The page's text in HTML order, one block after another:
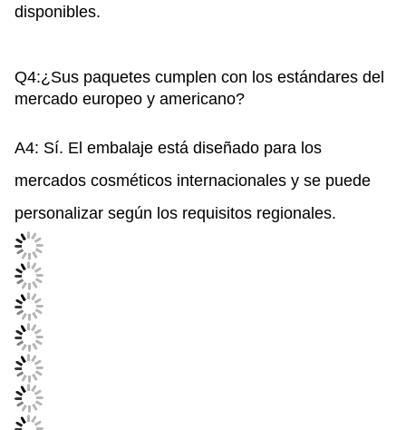
disponibles.
Q4:¿Sus paquetes cumplen con los estándares del
mercado europeo y americano?
A4: Sí. El embalaje está diseñado para los
mercados cosméticos internacionales y se puede
personalizar según los requisitos regionales.